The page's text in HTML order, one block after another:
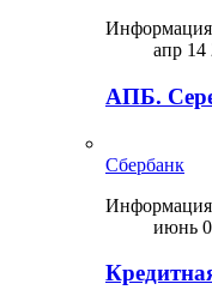
Информация
апр 14
АПБ.
Сбербанк
Информация
июнь